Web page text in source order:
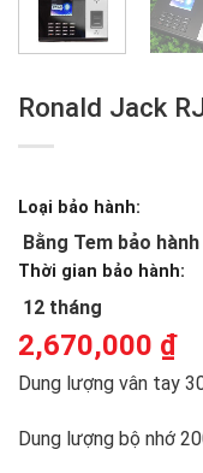
Ronald Jack
Loại bảo hành:
Bằng Tem bảo hành
Thời gian bảo hành:
12 tháng
2,670,000 ₫
Dung lượng vân tay
Dung lượng bộ nhớ